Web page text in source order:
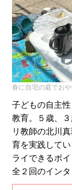
春に自宅の庭でお
子どもの自主
教育。５歳、３
リ教師の北川
育を実践して
ライできるポイ
全２回のインタ